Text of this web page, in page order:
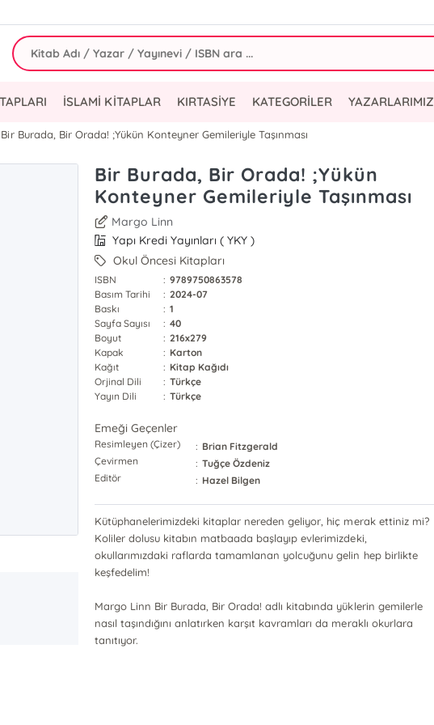
İSLAMİ KİTAPLAR KIRTASİYE KATEGORİLER YAZARLARIMIZ
Bir Burada, Bir Orada! ;Yükün Konteyner Gemileriyle Taşınması
Bir Burada, Bir Orada! ;Yükün
Konteyner Gemileriyle Taşınması
Margo Linn
Yapı Kredi Yayınları ( YKY )
Okul Öncesi Kitapları
ISBN : 9789750863578
Basım Tarihi
: 2024-07
Baskı
: 1
Sayfa Sayısı
: 40
Boyut
: 216x279
Kapak
: Karton
Kağıt
: Kitap Kağıdı
Orjinal Dili
: Türkçe
Yayın Dili
: Türkçe
Emeği Geçenler
Resimleyen (Çizer) : Brian Fitzgerald
Çevirmen
: Tuğçe Özdeniz
Editör
: Hazel Bilgen
Kütüphanelerimizdeki kitaplar nereden geliyor, hiç merak ettiniz mi?
Koliler dolusu kitabın matbaada başlayıp evlerimizdeki,
okullarımızdaki raflarda tamamlanan yolcuğunu gelin hep birlikte
keşfedelim!
Margo Linn Bir Burada, Bir Orada! adlı kitabında yüklerin gemilerle
nasıl taşındığını anlatırken karşıt kavramları da meraklı okurlara
tanıtıyor.